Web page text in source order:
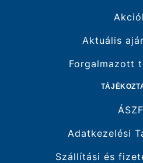
Aktuális
Forgalmazott
ÁSZF
Adatkezelési
Szállítási és